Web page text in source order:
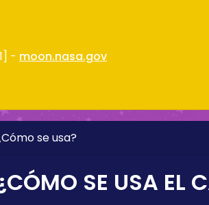
- moon.nasa.gov
se usa?
SE USA EL